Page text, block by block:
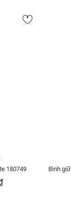
180749
Bình